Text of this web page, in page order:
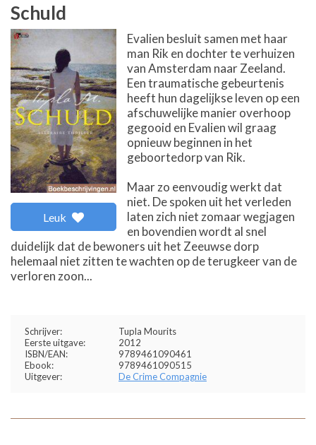
Schuld
Leuk
Evalien besluit samen met haar
man Rik en dochter te verhuizen
van Amsterdam naar Zeeland.
Een traumatische gebeurtenis
heeft hun dagelijkse leven op een
afschuwelijke manier overhoop
gegooid en Evalien wil graag
opnieuw beginnen in het
geboortedorp van Rik.
Maar zo eenvoudig werkt dat
niet. De spoken uit het verleden
laten zich niet zomaar wegjagen
en bovendien wordt al snel
duidelijk dat de bewoners uit het Zeeuwse dorp
helemaal niet zitten te wachten op de terugkeer van de
verloren zoon...
Schrijver:
Tupla Mourits
Eerste uitgave:
2012
ISBN/EAN:
9789461090461
Ebook:
9789461090515
Uitgever:
De Crime Compagnie